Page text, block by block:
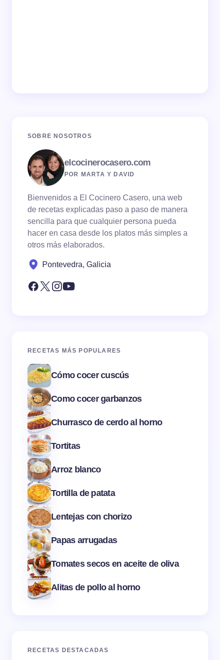
SOBRE NOSOTROS
elcocinerocasero.com
POR MARTA Y DAVID
Bienvenidos a El Cocinero Casero, una web
de recetas explicadas paso a paso de manera
sencilla para que cualquier persona pueda
hacer en casa desde los platos más simples a
otros más elaborados.
Pontevedra, Galicia
RECETAS MÁS POPULARES
Cómo cocer cuscús
Como cocer garbanzos
Churrasco de cerdo al horno
Tortitas
Arroz blanco
Tortilla de patata
Lentejas con chorizo
Papas arrugadas
Tomates secos en aceite de oliva
Alitas de pollo al horno
RECETAS DESTACADAS